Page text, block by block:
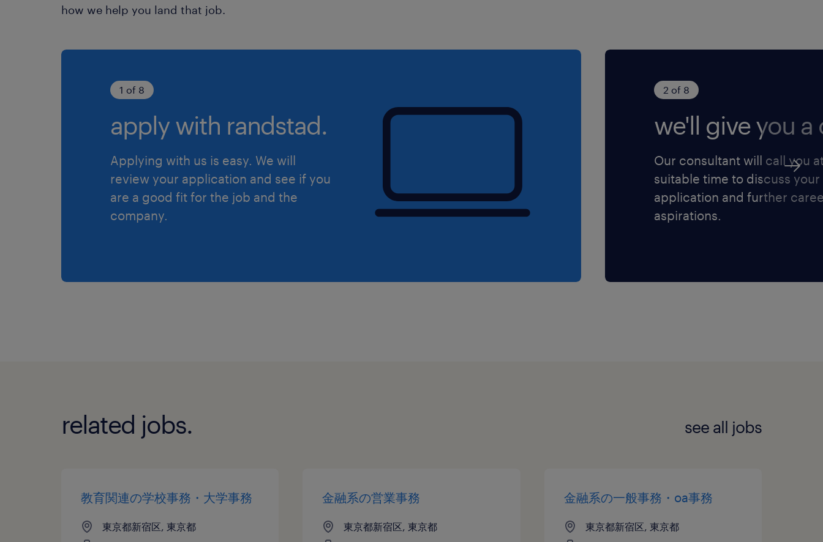
how we help you land that job.
1 of 8
apply with randstad.
Applying with us is easy. We will
review your application and see if you
are a good fit for the job and the
company.
2 of 8
we'll give you a
Our consultant will call you
suitable time to discuss your
application and further
aspirations.
related jobs. see all jobs
教育関連の学校事務・大学事務
東京都新宿区, 東京都
金融系の営業事務
東京都新宿区, 東京都
金融系の一般事務・oa事務
東京都新宿区, 東京都